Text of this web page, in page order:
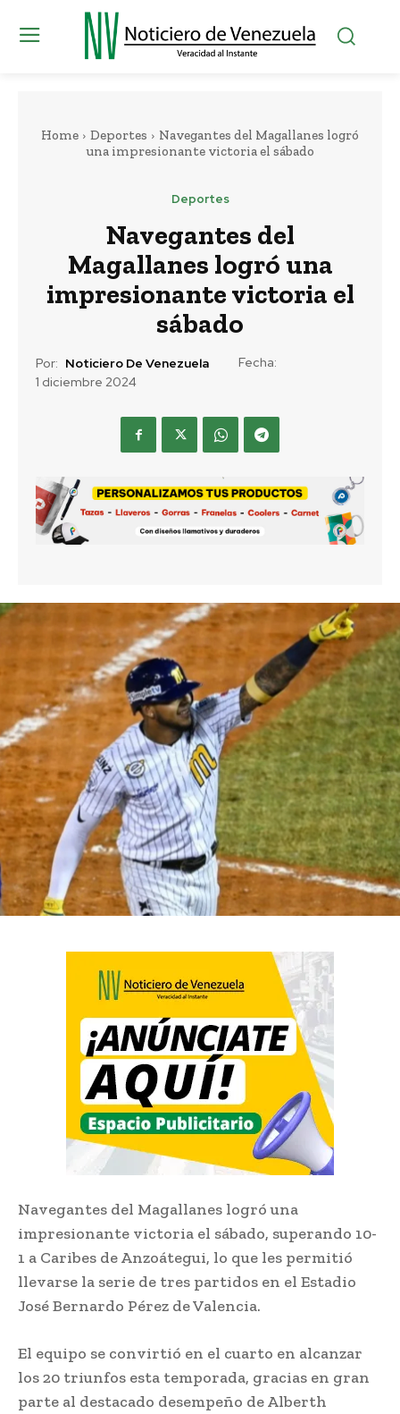
Home Deportes
Navegantes del Magallanes logró
una impresionante victoria el sábado
Deportes
Navegantes del
Magallanes logró una
impresionante victoria el
sábado
Por: Noticiero De Venezuela
Fecha:
1 diciembre 2024
Navegantes del Magallanes logró una
impresionante victoria el sábado, superando 10-
1 a Caribes de Anzoátegui, lo que les permitió
llevarse la serie de tres partidos en el Estadio
José Bernardo Pérez de Valencia.
El equipo se convirtió en el cuarto en alcanzar
los 20 triunfos esta temporada, gracias en gran
parte al destacado desempeño de Alberth